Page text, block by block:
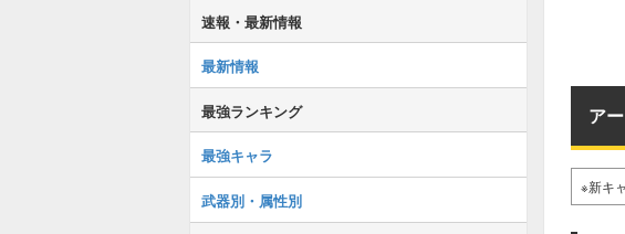
ア
※新キ
速報・最新情報
最新情報
最強ランキング
最強キャラ
武器別・属性別